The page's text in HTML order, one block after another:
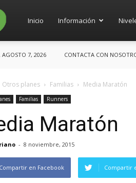
Salces
Inicio Información
AGOSTO 7, 2026 CONTACTA CON
Otros planes Familias Media Maratón
Familias Runners
Maratón
- 8 noviembre, 2015
Compartir en Facebook Compartir